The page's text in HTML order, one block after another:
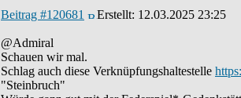
Beitrag #120681 Erstellt: 12.03.2025 23:25
@Admiral
Schauen wir mal.
Schlag auch diese Verknüpfungshaltestelle
"Steinbruch"